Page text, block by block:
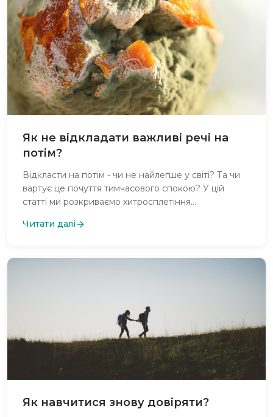
Як не відкладати важливі речі на
потім?
Відкласти на потім - чи не найлегше у світі? Та чи
вартує це почуття тимчасового спокою? У цій
статті ми розкриваємо хитросплетіння
перфекціонізму, та пропонуємо стратегії, які
Читати далі
Як навчитися знову довіряти?